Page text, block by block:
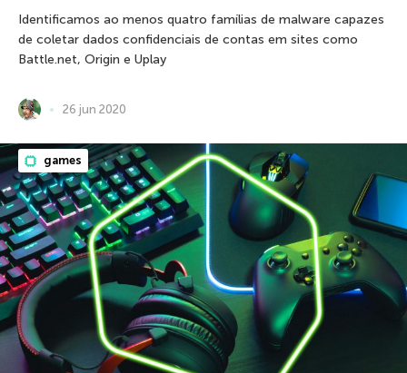
Identificamos ao menos quatro famílias de malware capazes
de coletar dados confidenciais de contas em sites como
Battle.net, Origin e Uplay
26 jun 2020
games